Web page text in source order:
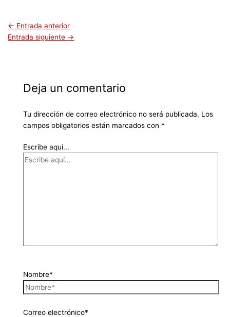
← Entrada anterior
Entrada siguiente →
Deja un comentario
Tu dirección de correo electrónico no será publicada. Los
campos obligatorios están marcados con *
Escribe aquí...
Nombre*
Correo electrónico*